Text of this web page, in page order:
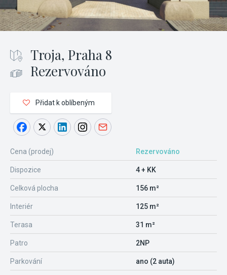
Troja, Praha 8
Rezervováno
Přidat k oblíbeným
Cena (prodej) Rezervováno
Dispozice 4 + KK
Celková plocha 156 m²
Interiér 125 m²
Terasa 31 m²
Patro 2NP
Parkování ano (2 auta)